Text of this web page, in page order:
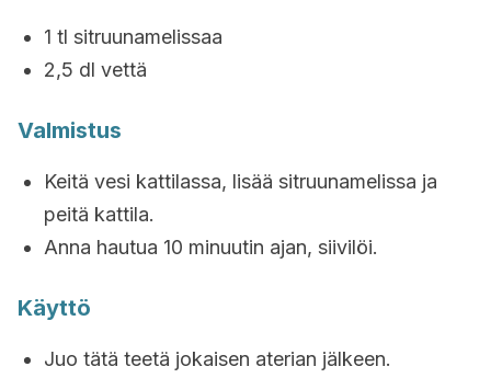
1 tl sitruunamelissaa
2,5 dl vettä
Valmistus
Keitä vesi kattilassa, lisää sitruunamelissa ja
peitä kattila.
Anna hautua 10 minuutin ajan, siivilöi.
Käyttö
Juo tätä teetä jokaisen aterian jälkeen.